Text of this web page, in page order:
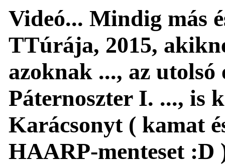
Videó... Mindig más
TTúrája, 2015,
azoknak ..., az
Páternoszter I. ..., is
Karácsonyt ( kamat
HAARP-menteset :D